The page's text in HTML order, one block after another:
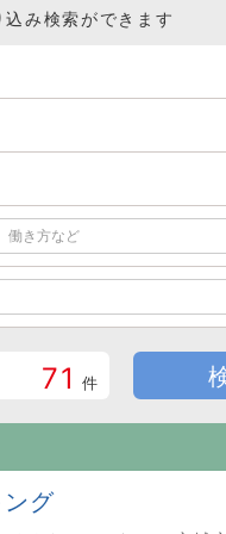
み検索ができます
71 件
グ